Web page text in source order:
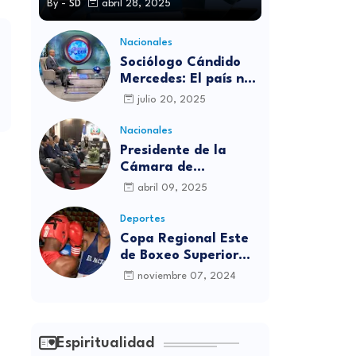
By - SD abril 28, 2025
Nacionales
Sociólogo Cándido
Mercedes: El país no
está preparado para
independientes
julio 20, 2025
Nacionales
Presidente de la
Cámara de
diputados se
víctimas de la
discoteca Jet Set
abril 09, 2025
Deportes
Copa Regional Este
de Boxeo Superior
será inaugurada este
noviembre 07, 2024
Espiritualidad